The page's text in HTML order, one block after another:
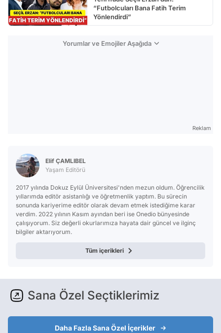
“Futbolcuları Bana Fatih Terim
Yönlendirdi”
Yorumlar ve Emojiler Aşağıda
Reklam
Elif ÇAMLIBEL
Yaşam Editörü
2017 yılında Dokuz Eylül Üniversitesi'nden mezun oldum. Öğrencilik
yıllarımda editör asistanlığı ve öğretmenlik yaptım. Bu sürecin
sonunda kariyerime editör olarak devam etmek istediğime karar
verdim. 2022 yılının Kasım ayından beri ise Onedio bünyesinde
çalışıyorum. Siz değerli okurlarımıza hayata dair güncel ve ilginç
bilgiler aktarıyorum.
Tüm içerikleri
Sana Özel Seçtiklerimiz
Daha Fazla Sana Özel İçerikler